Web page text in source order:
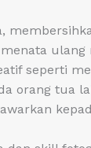
ulang
seperti
orang tua